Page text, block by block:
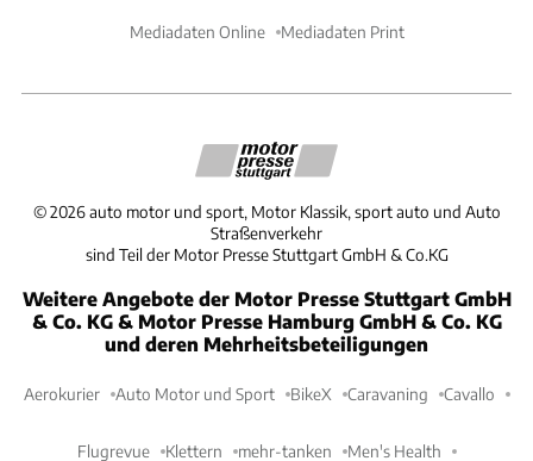
Mediadaten Online Mediadaten Print
©2026 auto motor und sport, Motor Klassik, sport auto und Auto
Straßenverkehr
sind Teil der Motor Presse Stuttgart GmbH & Co.KG
Weitere Angebote der Motor Presse Stuttgart GmbH
& Co. KG & Motor Presse Hamburg GmbH & Co. KG
und deren Mehrheitsbeteiligungen
Aerokurier Auto Motor und Sport BikeX Caravaning Cavallo
Flugrevue Klettern mehr-tanken Men's Health